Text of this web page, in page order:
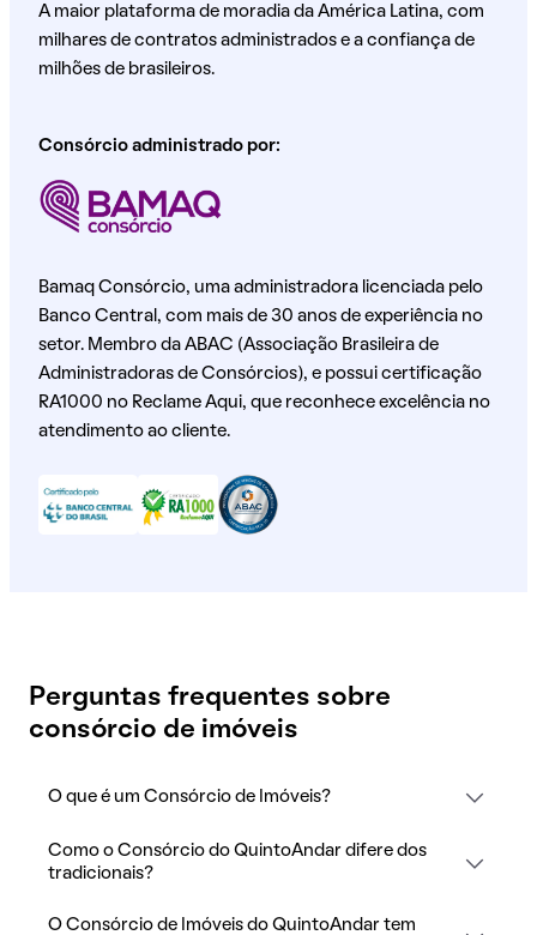
A maior plataforma de moradia da América Latina, com
milhares de contratos administrados e a confiança de
milhões de brasileiros.
Consórcio administrado por:
Bamaq Consórcio, uma administradora licenciada pelo
Banco Central, com mais de 30 anos de experiência no
setor. Membro da ABAC (Associação Brasileira de
Administradoras de Consórcios), e possui certificação
RA1000 no Reclame Aqui, que reconhece excelência no
atendimento ao cliente.
Perguntas frequentes sobre
consórcio de imóveis
O que é um Consórcio de Imóveis?
Como o Consórcio do QuintoAndar difere dos
tradicionais?
O Consórcio de Imóveis do QuintoAndar tem